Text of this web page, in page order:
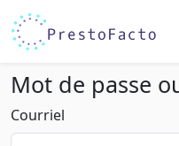
Mot de passe
Courriel